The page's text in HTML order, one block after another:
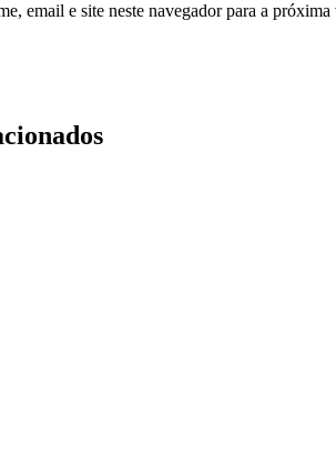
email e site neste navegador para a próxima